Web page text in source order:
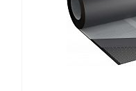
В избранное